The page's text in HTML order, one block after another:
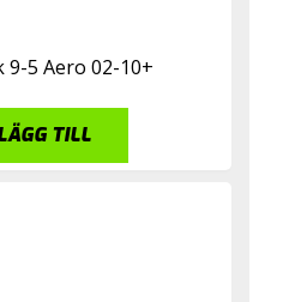
9-5 Aero 02-10+
TILL